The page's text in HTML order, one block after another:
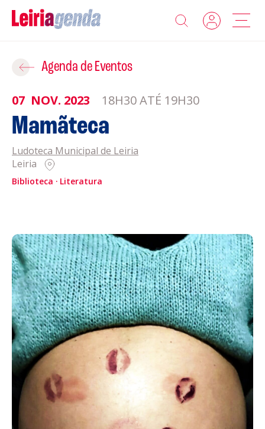
Agenda
Sobre a Leiriagenda
Promotores
Clubes Desportivos
Política de Privacidade
Política de Cookies
Acompanhe a Leiria Agenda
CULTURA
DESPORTO
Agenda de Eventos
07 NOV. 2023 18H30 ATÉ 19H30
Mamãteca
Ludoteca Municipal de Leiria
Leiria
Biblioteca Literatura
Adicionar ao Roteiro
ROTEIROS EXISTENTES
CRIAR NOVO